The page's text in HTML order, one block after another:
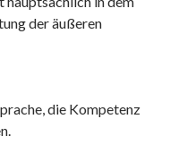
der äußeren
die Kompetenz